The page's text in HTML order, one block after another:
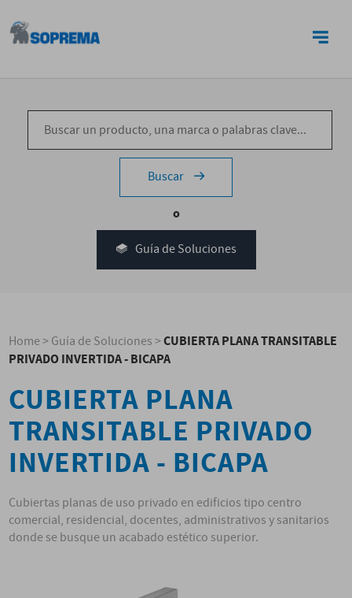
Buscar
o
Guía de Soluciones
Home>Guía de Soluciones>CUBIERTA PLANA TRANSITABLE
PRIVADO INVERTIDA - BICAPA
CUBIERTA PLANA
TRANSITABLE PRIVADO
INVERTIDA - BICAPA
Cubiertas planas de uso privado en edificios tipo centro
comercial, residencial, docentes, administrativos y sanitarios
donde se busque un acabado estético superior.